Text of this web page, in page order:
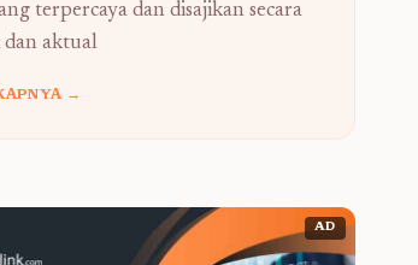
terpercaya dan disajikan secara
aktual
→
AD